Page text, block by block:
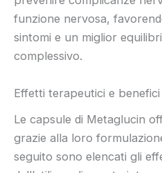
funzione nervosa,
sintomi e un miglior
complessivo.
Effetti terapeutici e benefici
Le capsule di Metaglucin
grazie alla loro
seguito sono elencati gli